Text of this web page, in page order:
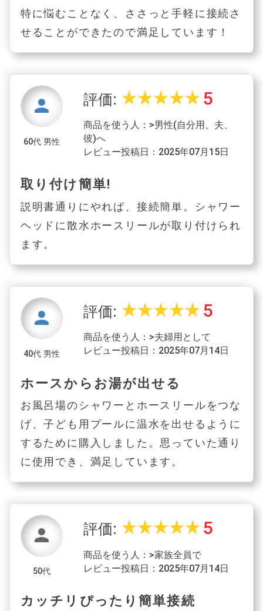
特に悩むことなく、ささっと手軽に接続さ
せることができたので満足しています！
person
60代 男性
評価: star_ratestar_ratestar_ratestar_ratestar_rate 5
商品を使う人：>男性(自分用、夫、
彼)へ
レビュー投稿日：2025年07月15日
取り付け簡単!
説明書通りにやれば、接続簡単。シャワー
ヘッドに散水ホースリールが取り付けられ
ます。
person
40代 男性
評価: star_ratestar_ratestar_ratestar_ratestar_rate 5
商品を使う人：>夫婦用として
レビュー投稿日：2025年07月14日
ホースからお湯が出せる
お風呂場のシャワーとホースリールをつな
げ、子ども用プールに温水を出せるように
するために購入しました。思っていた通り
に使用でき、満足しています。
person
50代
評価: star_ratestar_ratestar_ratestar_ratestar_rate 5
商品を使う人：>家族全員で
レビュー投稿日：2025年07月14日
カッチリぴったり簡単接続